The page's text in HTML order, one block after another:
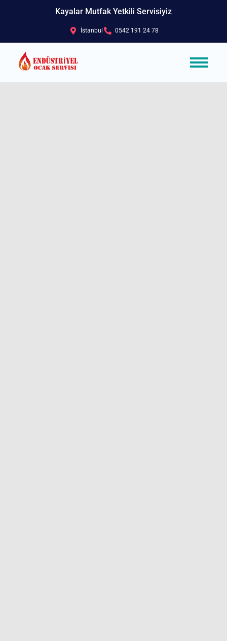
Kayalar Mutfak Yetkili Servisiyiz
İstanbul 0542 191 24 78